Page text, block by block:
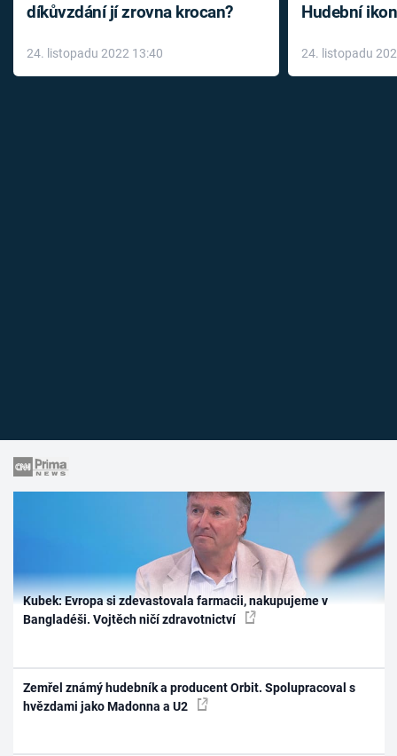
díkůvzdání jí zrovna krocan?
24. listopadu 2022 13:40
Hudební
léky
24. listopadu
Kubek: Evropa si zdevastovala farmacii, nakupujeme v
Bangladéši. Vojtěch ničí zdravotnictví
Zemřel známý hudebník a producent Orbit. Spolupracoval s
hvězdami jako Madonna a U2